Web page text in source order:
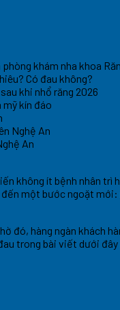
khám nha khoa
Có đau không?
khi nhổ răng 2026
mỹ kín đáo
Nghệ An
An
không ít bệnh nhân trì
đến một bước ngoặt mới:
đó, hàng ngàn khách
trong bài viết dưới đây